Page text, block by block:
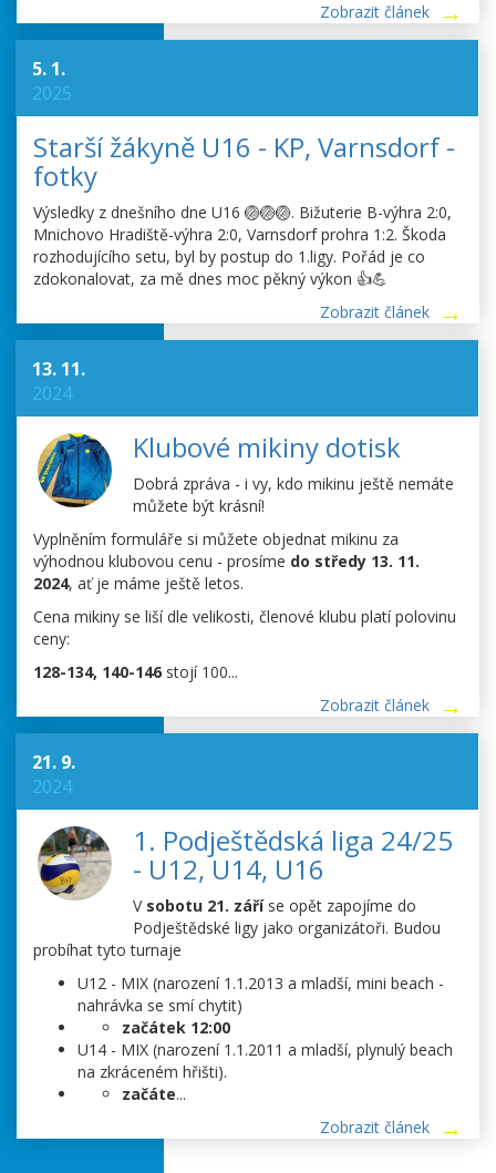
Zobrazit článek
5. 1.
2025
Starší žákyně U16 - KP, Varnsdorf -
fotky
Výsledky z dnešního dne U16 🏐🏐🏐. Bižuterie B-výhra 2:0,
Mnichovo Hradiště-výhra 2:0, Varnsdorf prohra 1:2. Škoda
rozhodujícího setu, byl by postup do 1.ligy. Pořád je co
zdokonalovat, za mě dnes moc pěkný výkon 👍💪
Zobrazit článek
13. 11.
2024
Klubové mikiny dotisk
Dobrá zpráva - i vy, kdo mikinu ještě nemáte
můžete být krásní!
Vyplněním formuláře si můžete objednat mikinu za
výhodnou klubovou cenu - prosíme do středy 13. 11.
2024, ať je máme ještě letos.
Cena mikiny se liší dle velikosti, členové klubu platí polovinu
ceny:
128-134, 140-146 stojí 100...
Zobrazit článek
21. 9.
2024
1. Podještědská liga 24/25
- U12, U14, U16
V sobotu 21. záříse opět zapojíme do
Podještědské ligy jako organizátoři. Budou
probíhat tyto turnaje
U12 - MIX (narození 1.1.2013 a mladší, mini beach -
nahrávka se smí chytit)
začátek 12:00
U14 - MIX (narození 1.1.2011 a mladší, plynulý beach
na zkráceném hřišti).
začáte...
Zobrazit článek